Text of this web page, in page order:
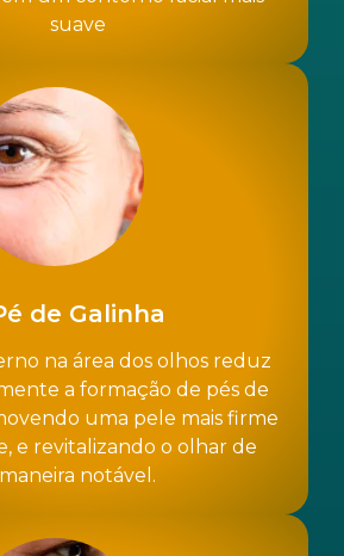
suave
de Galinha
na área dos olhos reduz
a formação de pés de
uma pele mais firme
e revitalizando o olhar de
maneira notável.